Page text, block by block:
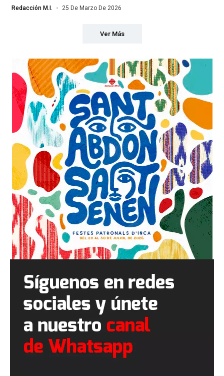
Redacción M.I. 25 De Marzo De 2026
Ver Más